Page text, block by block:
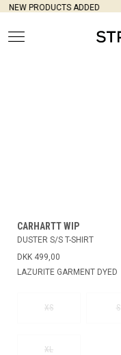
NEW PRODUCTS ADDED
CARHARTT WIP
DUSTER S/S T-SHIRT
DKK 499,00
LAZURITE GARMENT DYED
XS S
XL